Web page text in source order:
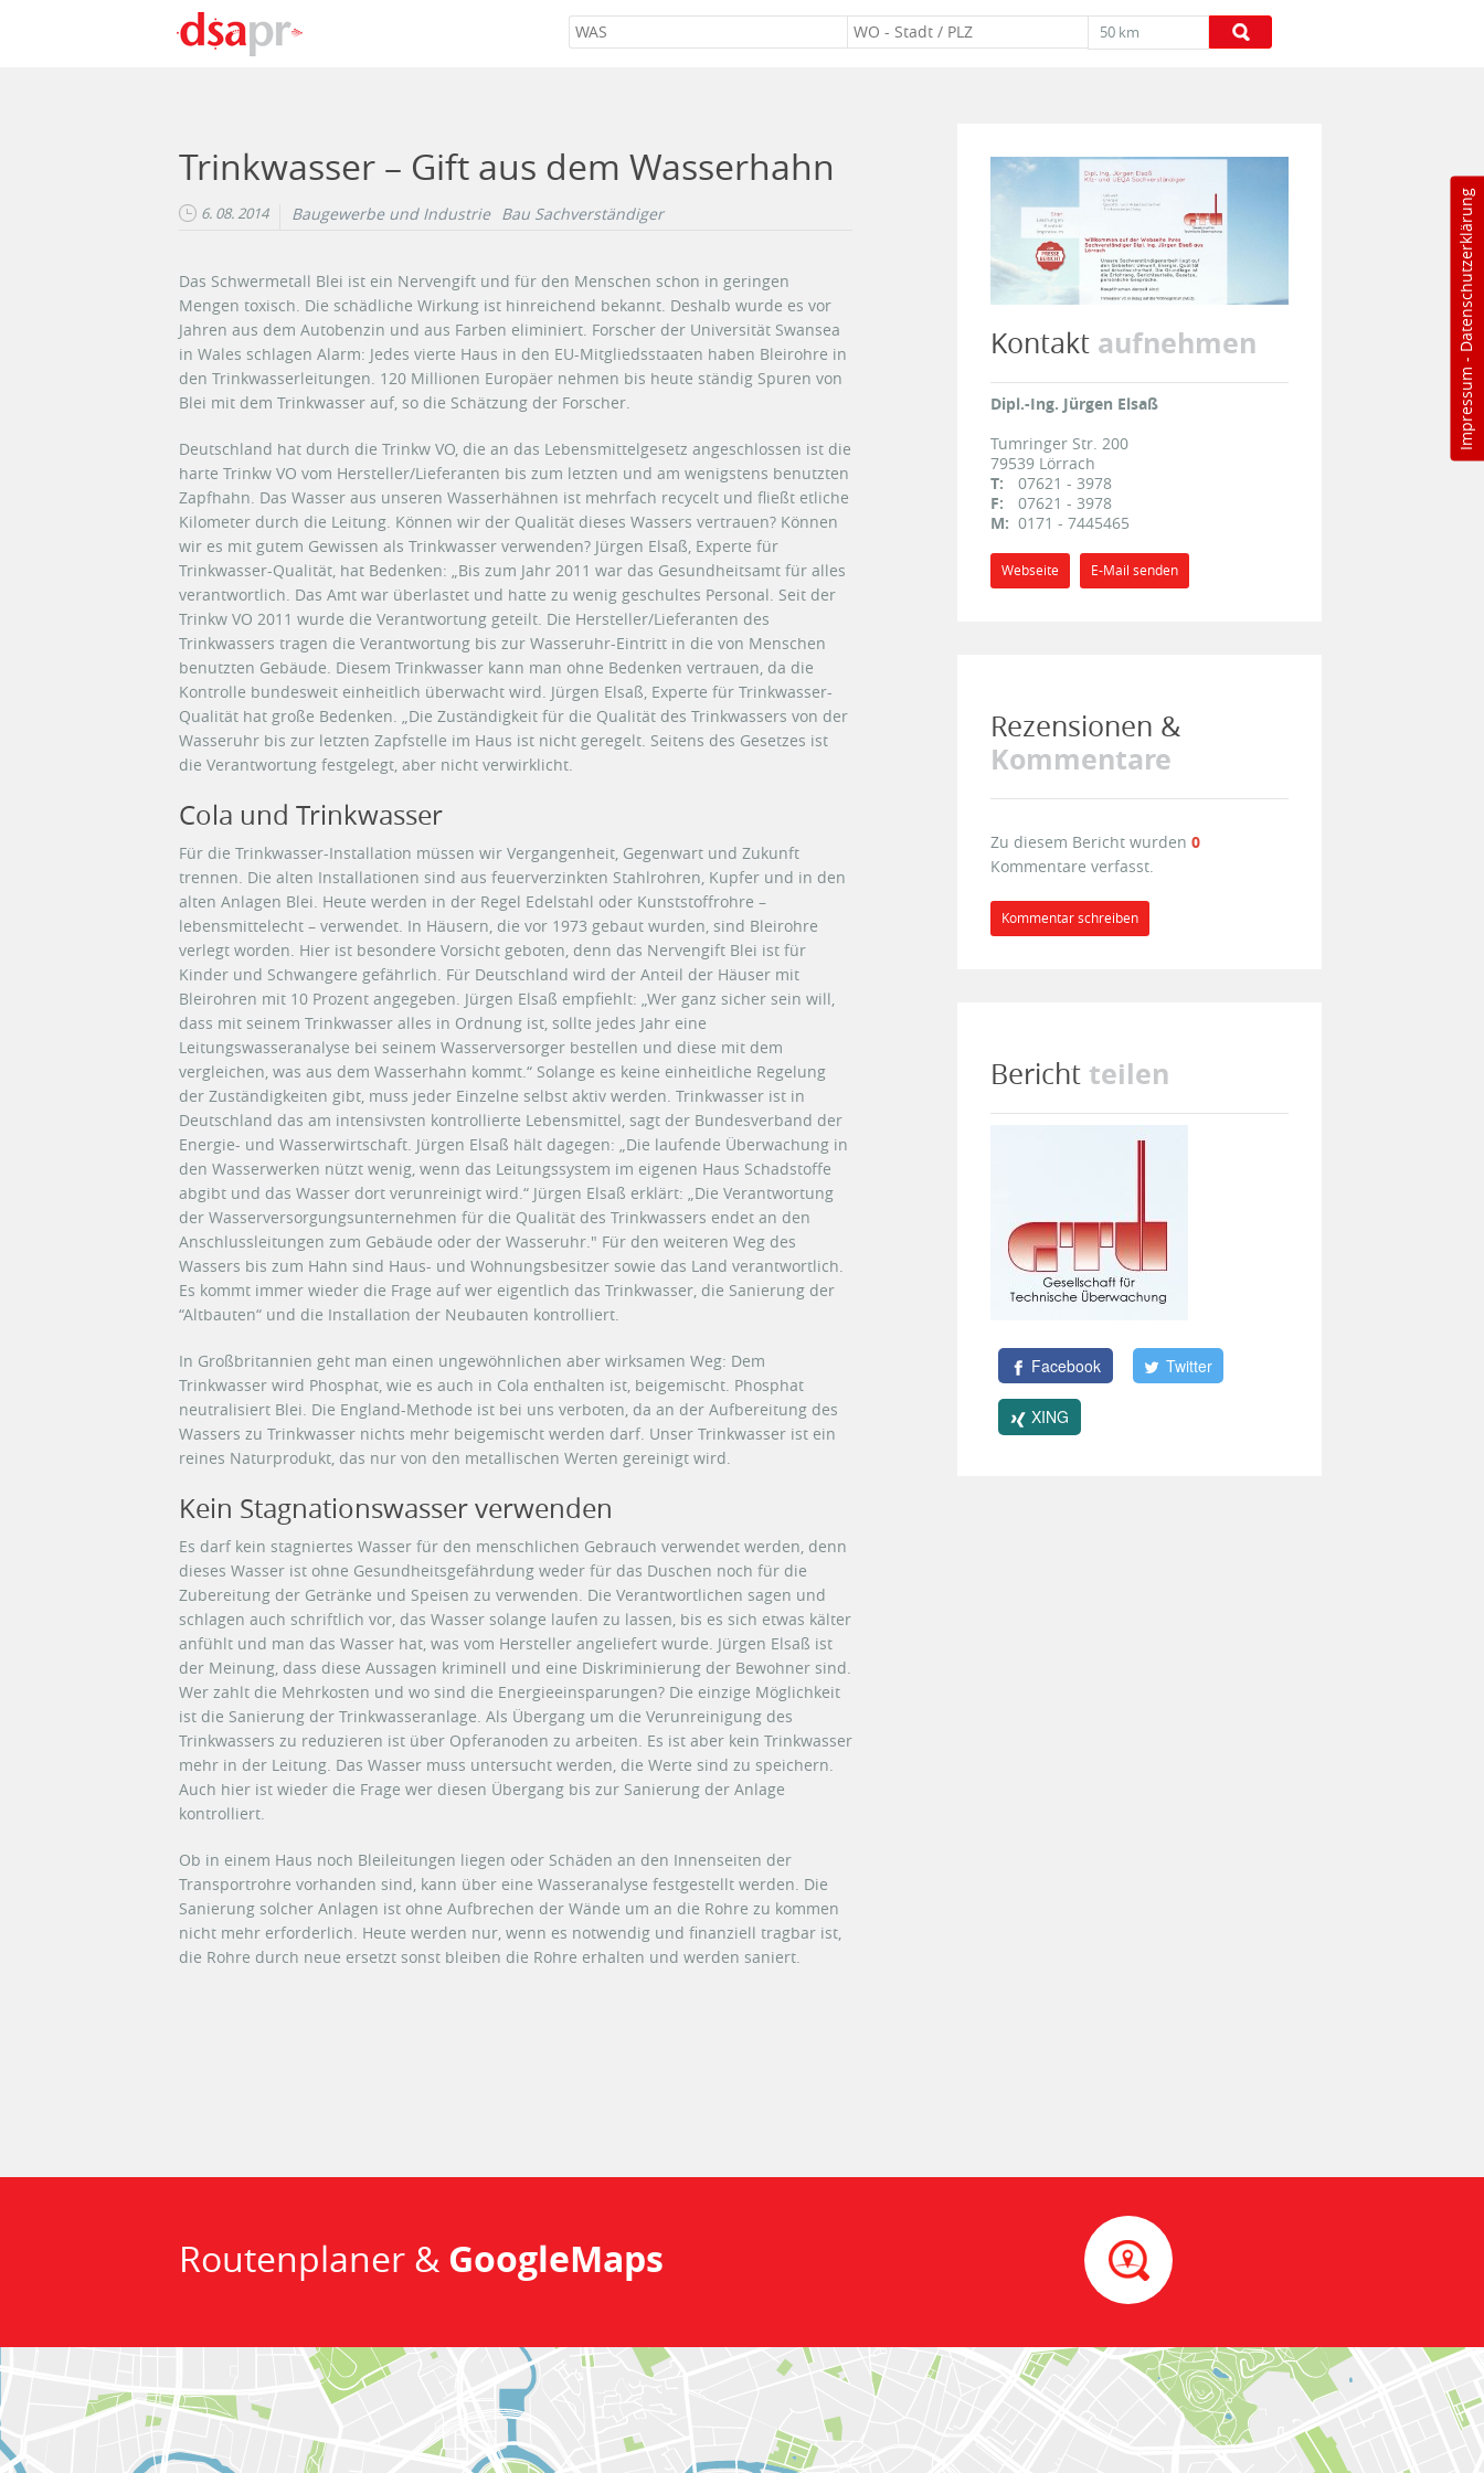
50 km
Impressum
-
Datenschutzerklärung
Trinkwasser – Gift aus dem Wasserhahn
6. 08. 2014 Baugewerbe und Industrie Bau Sachverständiger
Das Schwermetall Blei ist ein Nervengift und für den Menschen schon in geringen
Mengen toxisch. Die schädliche Wirkung ist hinreichend bekannt. Deshalb wurde es vor
Jahren aus dem Autobenzin und aus Farben eliminiert. Forscher der Universität Swansea
in Wales schlagen Alarm: Jedes vierte Haus in den EU-Mitgliedsstaaten haben Bleirohre in
den Trinkwasserleitungen. 120 Millionen Europäer nehmen bis heute ständig Spuren von
Blei mit dem Trinkwasser auf, so die Schätzung der Forscher.
Deutschland hat durch die Trinkw VO, die an das Lebensmittelgesetz angeschlossen ist die
harte Trinkw VO vom Hersteller/Lieferanten bis zum letzten und am wenigstens benutzten
Zapfhahn. Das Wasser aus unseren Wasserhähnen ist mehrfach recycelt und fließt etliche
Kilometer durch die Leitung. Können wir der Qualität dieses Wassers vertrauen? Können
wir es mit gutem Gewissen als Trinkwasser verwenden? Jürgen Elsaß, Experte für
Trinkwasser-Qualität, hat Bedenken: „Bis zum Jahr 2011 war das Gesundheitsamt für alles
verantwortlich. Das Amt war überlastet und hatte zu wenig geschultes Personal. Seit der
Trinkw VO 2011 wurde die Verantwortung geteilt. Die Hersteller/Lieferanten des
Trinkwassers tragen die Verantwortung bis zur Wasseruhr-Eintritt in die von Menschen
benutzten Gebäude. Diesem Trinkwasser kann man ohne Bedenken vertrauen, da die
Kontrolle bundesweit einheitlich überwacht wird. Jürgen Elsaß, Experte für Trinkwasser-
Qualität hat große Bedenken. „Die Zuständigkeit für die Qualität des Trinkwassers von der
Wasseruhr bis zur letzten Zapfstelle im Haus ist nicht geregelt. Seitens des Gesetzes ist
die Verantwortung festgelegt, aber nicht verwirklicht.
Cola und Trinkwasser
Für die Trinkwasser-Installation müssen wir Vergangenheit, Gegenwart und Zukunft
trennen. Die alten Installationen sind aus feuerverzinkten Stahlrohren, Kupfer und in den
alten Anlagen Blei. Heute werden in der Regel Edelstahl oder Kunststoffrohre –
lebensmittelecht – verwendet. In Häusern, die vor 1973 gebaut wurden, sind Bleirohre
verlegt worden. Hier ist besondere Vorsicht geboten, denn das Nervengift Blei ist für
Kinder und Schwangere gefährlich. Für Deutschland wird der Anteil der Häuser mit
Bleirohren mit 10 Prozent angegeben. Jürgen Elsaß empfiehlt: „Wer ganz sicher sein will,
dass mit seinem Trinkwasser alles in Ordnung ist, sollte jedes Jahr eine
Leitungswasseranalyse bei seinem Wasserversorger bestellen und diese mit dem
vergleichen, was aus dem Wasserhahn kommt.“ Solange es keine einheitliche Regelung
der Zuständigkeiten gibt, muss jeder Einzelne selbst aktiv werden. Trinkwasser ist in
Deutschland das am intensivsten kontrollierte Lebensmittel, sagt der Bundesverband der
Energie- und Wasserwirtschaft. Jürgen Elsaß hält dagegen: „Die laufende Überwachung in
den Wasserwerken nützt wenig, wenn das Leitungssystem im eigenen Haus Schadstoffe
abgibt und das Wasser dort verunreinigt wird.“ Jürgen Elsaß erklärt: „Die Verantwortung
der Wasserversorgungsunternehmen für die Qualität des Trinkwassers endet an den
Anschlussleitungen zum Gebäude oder der Wasseruhr." Für den weiteren Weg des
Wassers bis zum Hahn sind Haus- und Wohnungsbesitzer sowie das Land verantwortlich.
Es kommt immer wieder die Frage auf wer eigentlich das Trinkwasser, die Sanierung der
“Altbauten“ und die Installation der Neubauten kontrolliert.
In Großbritannien geht man einen ungewöhnlichen aber wirksamen Weg: Dem
Trinkwasser wird Phosphat, wie es auch in Cola enthalten ist, beigemischt. Phosphat
neutralisiert Blei. Die England-Methode ist bei uns verboten, da an der Aufbereitung des
Wassers zu Trinkwasser nichts mehr beigemischt werden darf. Unser Trinkwasser ist ein
reines Naturprodukt, das nur von den metallischen Werten gereinigt wird.
Kein Stagnationswasser verwenden
Es darf kein stagniertes Wasser für den menschlichen Gebrauch verwendet werden, denn
dieses Wasser ist ohne Gesundheitsgefährdung weder für das Duschen noch für die
Zubereitung der Getränke und Speisen zu verwenden. Die Verantwortlichen sagen und
schlagen auch schriftlich vor, das Wasser solange laufen zu lassen, bis es sich etwas kälter
anfühlt und man das Wasser hat, was vom Hersteller angeliefert wurde. Jürgen Elsaß ist
der Meinung, dass diese Aussagen kriminell und eine Diskriminierung der Bewohner sind.
Wer zahlt die Mehrkosten und wo sind die Energieeinsparungen? Die einzige Möglichkeit
ist die Sanierung der Trinkwasseranlage. Als Übergang um die Verunreinigung des
Trinkwassers zu reduzieren ist über Opferanoden zu arbeiten. Es ist aber kein Trinkwasser
mehr in der Leitung. Das Wasser muss untersucht werden, die Werte sind zu speichern.
Auch hier ist wieder die Frage wer diesen Übergang bis zur Sanierung der Anlage
kontrolliert.
Ob in einem Haus noch Bleileitungen liegen oder Schäden an den Innenseiten der
Transportrohre vorhanden sind, kann über eine Wasseranalyse festgestellt werden. Die
Sanierung solcher Anlagen ist ohne Aufbrechen der Wände um an die Rohre zu kommen
nicht mehr erforderlich. Heute werden nur, wenn es notwendig und finanziell tragbar ist,
die Rohre durch neue ersetzt sonst bleiben die Rohre erhalten und werden saniert.
Kontakt aufnehmen
Dipl.-Ing. Jürgen Elsaß
Tumringer Str. 200
79539 Lörrach
T:
07621 - 3978
F:
07621 - 3978
M: 0171 - 7445465
Webseite E-Mail senden
Rezensionen &
Kommentare
Zu diesem Bericht wurden 0
Kommentare verfasst.
Kommentar schreiben
Bericht teilen
Facebook Twitter
XING
Routenplaner & GoogleMaps